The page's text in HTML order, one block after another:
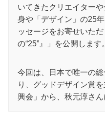
いてきたクリエイター
身や「デザイン」の25
ッセージをお寄せいた
の“25”』」を公開します。
今回は、日本で唯一の
り、グッドデザイン賞
興会」から、秋元淳さん